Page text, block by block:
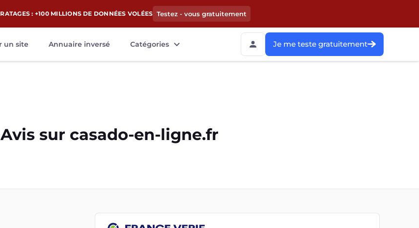
: +100 MILLIONS DE DONNÉES VOLÉES Testez - vous gratuitement
un site Annuaire inversé Catégories Je me teste gratuitement
Avis sur casado-en-ligne.fr